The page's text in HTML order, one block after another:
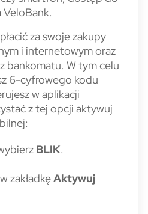
za swoje zakupy
i internetowym oraz
bankomatu. W tym celu
6-cyfrowego kodu
w aplikacji
z tej opcji aktywuj
BLIK.
zakładkęAktywuj